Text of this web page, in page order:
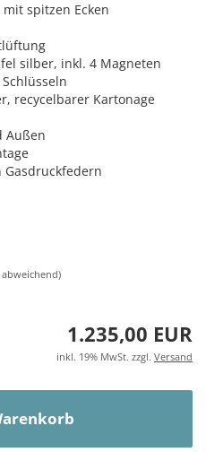
spitzen Ecken
silber, inkl. 4 Magneten
recycelbarer Kartonage
Außen
1.235,00 EUR
inkl. 19% MwSt. zzgl. Versand